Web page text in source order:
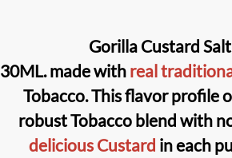
Gorilla Custard
30ML. made with real
Tobacco. This flavor profile
robust Tobacco blend with
delicious Custard in each